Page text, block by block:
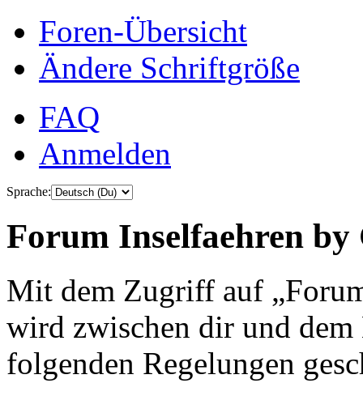
Foren-Übersicht
Ändere Schriftgröße
FAQ
Anmelden
Sprache:
Forum Inselfaehren
Mit dem Zugriff auf
wird zwischen dir und
folgenden Regelungen